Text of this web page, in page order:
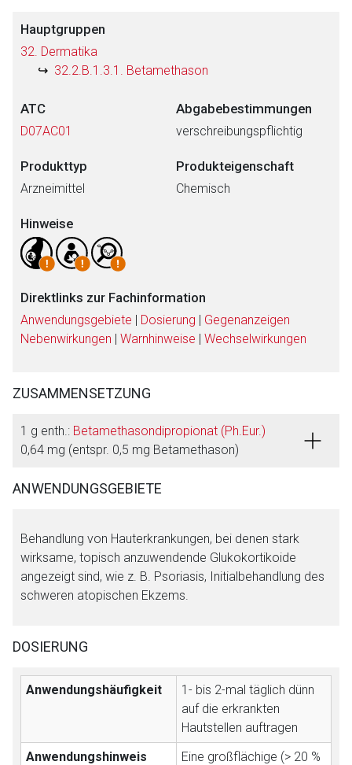
Hauptgruppen
32. Dermatika
32.2.B.1.3.1. Betamethason
ATC
D07AC01
Abgabebestimmungen
verschreibungspflichtig
Produkttyp
Arzneimittel
Produkteigenschaft
Chemisch
Hinweise
Direktlinks zur Fachinformation
Anwendungsgebiete | Dosierung | Gegenanzeigen
Nebenwirkungen | Warnhinweise | Wechselwirkungen
ZUSAMMENSETZUNG
1 g enth.: Betamethasondipropionat (Ph.Eur.)
0,64 mg (entspr. 0,5 mg Betamethason)
ANWENDUNGSGEBIETE
Behandlung von Hauterkrankungen, bei denen stark
wirksame, topisch anzuwendende Glukokortikoide
angezeigt sind, wie z. B. Psoriasis, Initialbehandlung des
schweren atopischen Ekzems.
DOSIERUNG
Anwendungshäufigkeit
1- bis 2-mal täglich dünn
auf die erkrankten
Hautstellen auftragen
Anwendungshinweis
Eine großflächige (> 20 %
Aufruf einer externen Seite